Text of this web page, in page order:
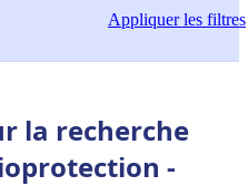
Appliquerles filtres
la recherche
-